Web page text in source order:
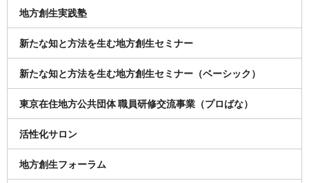
地方創生実践塾
新たな知と方法を生む地方創生セミナー
新たな知と方法を生む地方創生セミナー（ベーシック）
東京在住地方公共団体 職員研修交流事業（プロばな）
活性化サロン
地方創生フォーラム